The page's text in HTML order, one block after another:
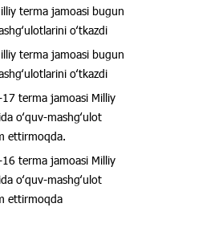
terma jamoasi bugun
oʻtkazdi
terma jamoasi bugun
oʻtkazdi
17 terma jamoasi Milliy
oʻquv-mashgʻulot
ettirmoqda.
16 terma jamoasi Milliy
oʻquv-mashgʻulot
ettirmoqda